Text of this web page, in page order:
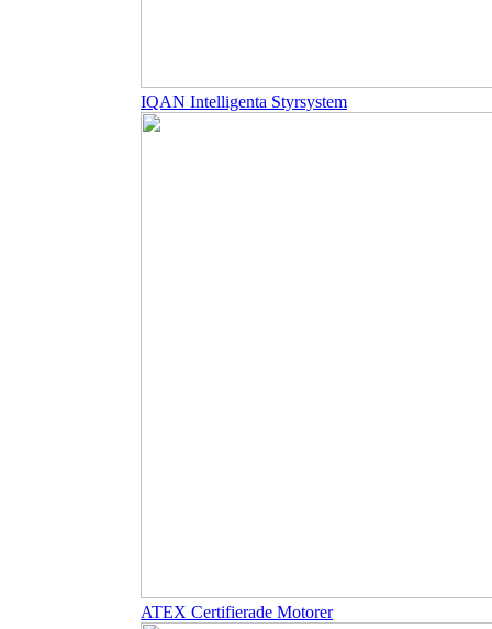
IQAN Intelligenta Styrsystem
ATEX Certifierade Motorer